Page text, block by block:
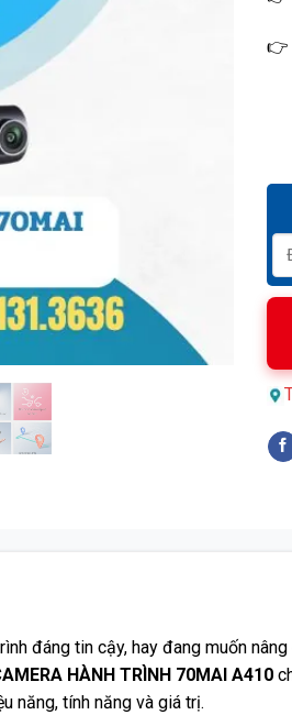
👉
đáng tin cậy, hay đang muốn
HÀNH TRÌNH 70MAI A410
năng, tính năng và giá trị.